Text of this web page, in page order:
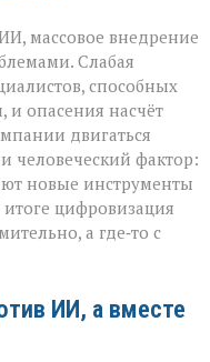
массовое внедрение
Слабая
способных
и опасения насчёт
двигаться
человеческий фактор:
новые инструменты
цифровизация
а где‑то с
ИИ, а вместе